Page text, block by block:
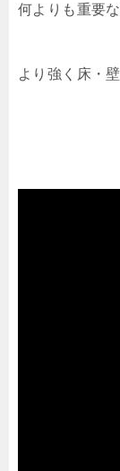
何よりも重要
より強く床・